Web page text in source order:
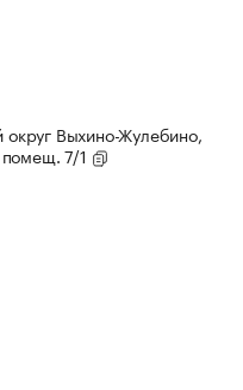
округ Выхино-Жулебино,
помещ. 7/1